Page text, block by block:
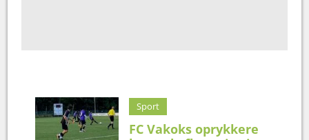
Sport
FC Vakoks oprykkere